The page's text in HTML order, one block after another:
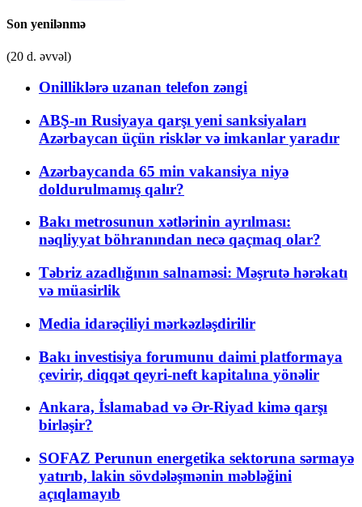
Son yenilənmə
(20 d. əvvəl)
Onilliklərə uzanan telefon zəngi
ABŞ-ın Rusiyaya qarşı yeni sanksiyaları
Azərbaycan üçün risklər və imkanlar yaradır
Azərbaycanda 65 min vakansiya niyə
doldurulmamış qalır?
Bakı metrosunun xətlərinin ayrılması:
nəqliyyat böhranından necə qaçmaq olar?
Təbriz azadlığının salnaməsi: Məşrutə hərəkatı
və müasirlik
Media idarəçiliyi mərkəzləşdirilir
Bakı investisiya forumunu daimi platformaya
çevirir, diqqət qeyri-neft kapitalına yönəlir
Ankara, İslamabad və Ər-Riyad kimə qarşı
birləşir?
SOFAZ Perunun energetika sektoruna sərmayə
yatırıb, lakin sövdələşmənin məbləğini
açıqlamayıb